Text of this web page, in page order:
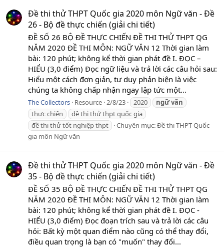
Đề thi thử THPT Quốc gia 2020 môn Ngữ văn - Đề
26 - Bộ đề thực chiến (giải chi tiết)
ĐỀ SỐ 26 BỘ ĐỀ THỰC CHIẾN ĐỀ THI THỬ THPT QG
NĂM 2020 ĐỀ THI MÔN: NGỮ VĂN 12 Thời gian làm
bài: 120 phút; không kể thời gian phát đề I. ĐỌC –
HIỂU (3,0 điểm) Đọc ngữ liệu và trả lời các câu hỏi sau:
Hiểu một cách đơn giản, tư duy phản biện là việc
chúng ta không chấp nhận ngay lập tức một...
The Collectors Resource 2/8/23 2020 ngữvăn
thực chiến
đề thi thử thpt quốc gia
đề thi thử tốt nghiệp thpt
Chuyên mục:Đề thi THPT Quốc
gia môn Ngữ văn
Đề thi thử THPT Quốc gia 2020 môn Ngữ văn - Đề
35 - Bộ đề thực chiến (giải chi tiết)
ĐỀ SỐ 35 BỘ ĐỀ THỰC CHIẾN ĐỀ THI THỬ THPT QG
NĂM 2020 ĐỀ THI MÔN: NGỮ VĂN 12 Thời gian làm
bài: 120 phút; không kể thời gian phát đề I. ĐỌC -
HIỂU (3,0 điểm) Đọc đoạn trích sau và trả lời các câu
hỏi: Bất kỳ một quan điểm nào cũng có thể thay đổi,
điều quan trọng là bạn có "muốn" thay đổi...